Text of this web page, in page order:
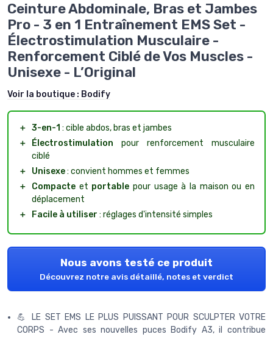
Ceinture Abdominale, Bras et Jambes
Pro - 3 en 1 Entraînement EMS Set -
Électrostimulation Musculaire -
Renforcement Ciblé de Vos Muscles -
Unisexe - L’Original
Voir la boutique : Bodify
＋ 3-en-1 : cible abdos, bras et jambes
＋
Électrostimulation pour renforcement musculaire
ciblé
＋
Unisexe: convient hommes et femmes
＋
Compacte et portable pour usage à la maison ou en
déplacement
＋
Facile à utiliser : réglages d'intensité simples
Nous avons testé ce produit
Découvrez notre avis détaillé, notes et verdict
💪 LE SET EMS LE PLUS PUISSANT POUR SCULPTER VOTRE
CORPS - Avec ses nouvelles puces Bodify A3, il contribue